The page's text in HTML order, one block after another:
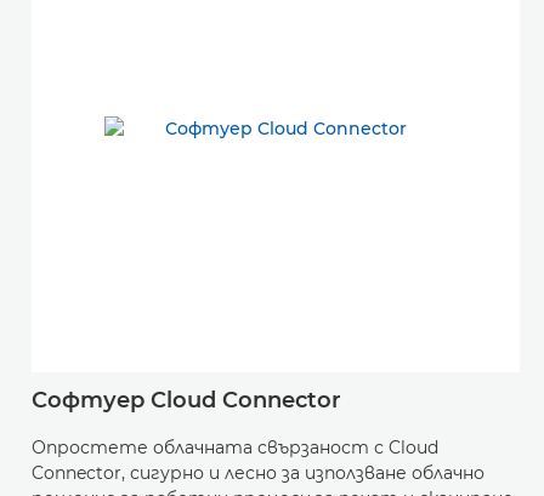
Софтуер Cloud Connector
Опростете облачната свързаност с Cloud
Connector, сигурно и лесно за използване облачно